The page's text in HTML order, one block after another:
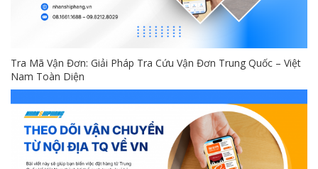
Tra Mã Vận Đơn: Giải Pháp Tra Cứu Vận Đơn Trung Quốc – Việt
Nam Toàn Diện